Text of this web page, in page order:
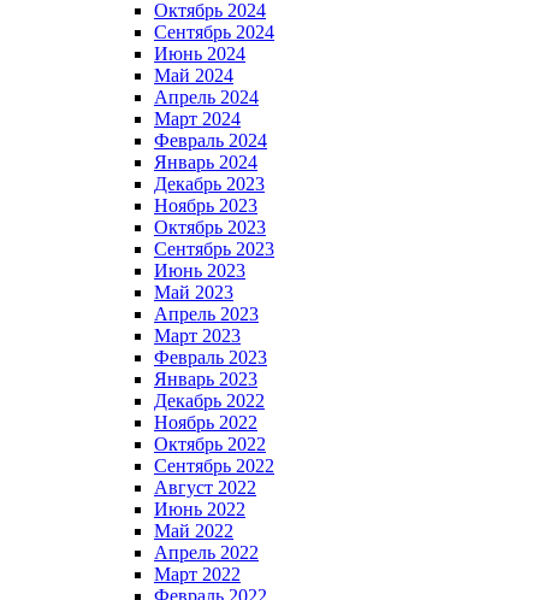
Октябрь 2024
Сентябрь 2024
Июнь 2024
Май 2024
Апрель 2024
Март 2024
Февраль 2024
Январь 2024
Декабрь 2023
Ноябрь 2023
Октябрь 2023
Сентябрь 2023
Июнь 2023
Май 2023
Апрель 2023
Март 2023
Февраль 2023
Январь 2023
Декабрь 2022
Ноябрь 2022
Октябрь 2022
Сентябрь 2022
Август 2022
Июнь 2022
Май 2022
Апрель 2022
Март 2022
Февраль 2022